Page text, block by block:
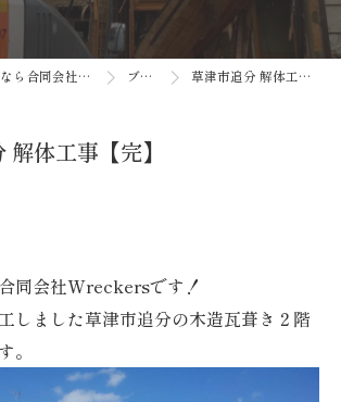
滋賀で解体するなら合同会社Wreckers ブログ 草津市追分 解体工事【完】
体工事【完】
同会社Wreckersです！
しました草津市追分の木造瓦葺き２階
。